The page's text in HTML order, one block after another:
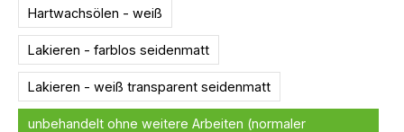
Hartwachsölen - weiß
Lakieren - farblos seidenmatt
Lakieren - weiß transparent seidenmatt
unbehandelt ohne weitere Arbeiten (normaler